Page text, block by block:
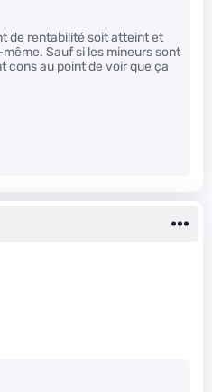
de rentabilité soit atteint et
Sauf si les mineurs sont
cons au point de voir que ça